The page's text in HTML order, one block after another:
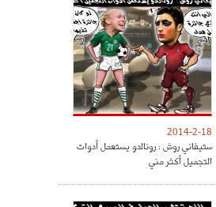
2014-2-18
ستيفاني روش : رونالدو يستعمل أدوات
التجميل أكثر مني